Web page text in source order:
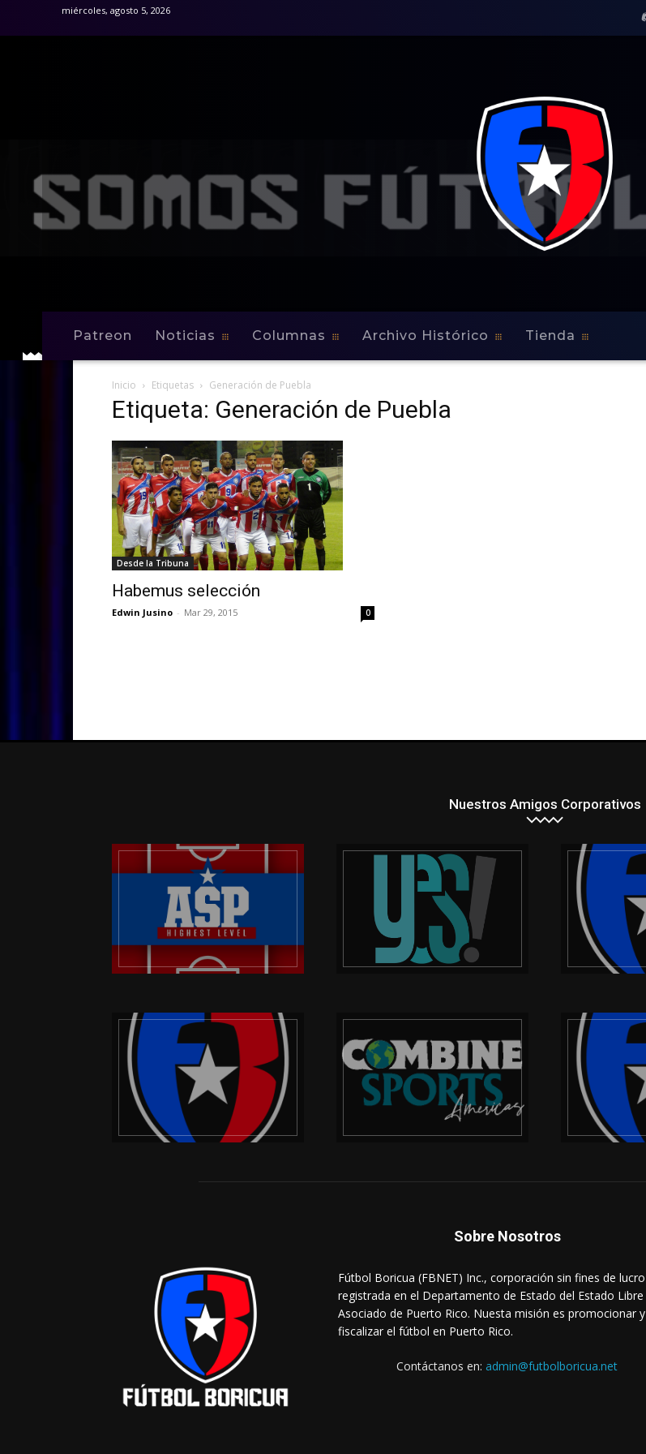
miércoles, agosto 5, 2026
Patreon Noticias Columnas Archivo Histórico Tienda
Inicio Etiquetas Generación de Puebla
Etiqueta: Generación de Puebla
Desde la Tribuna
Habemus selección
Edwin Jusino - Mar 29, 2015 0
Nuestros Amigos Corporativos
Sobre Nosotros
Fútbol Boricua (FBNET) Inc., corporación sin fines de lucro
registrada en el Departamento de Estado del Estado Libre
Asociado de Puerto Rico. Nuesta misión es promocionar y
fiscalizar el fútbol en Puerto Rico.
Contáctanos en: admin@futbolboricua.net